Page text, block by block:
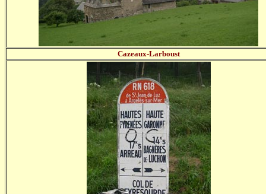
Cazeaux-Larboust